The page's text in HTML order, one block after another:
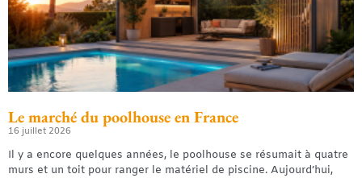
Le marché du poolhouse en France
16 juillet 2026
Il y a encore quelques années, le poolhouse se résumait à quatre
murs et un toit pour ranger le matériel de piscine. Aujourd’hui,